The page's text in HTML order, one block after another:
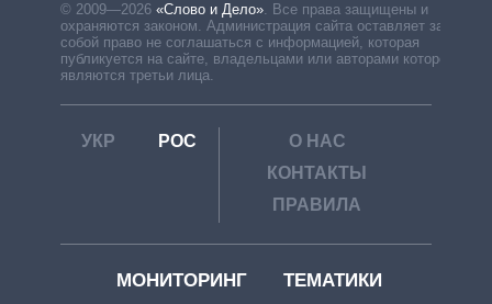
© 2009—2026 «Слово и Дело». Все права защищены и
охраняются законом. Администрация сайта оставляет за
собой право не соглашаться с информацией, которая
публикуется на сайте, владельцами или авторами которой
являются третьи лица.
УКР РОС
О НАС
КОНТАКТЫ
ПРАВИЛА
МОНИТОРИНГ ТЕМАТИКИ